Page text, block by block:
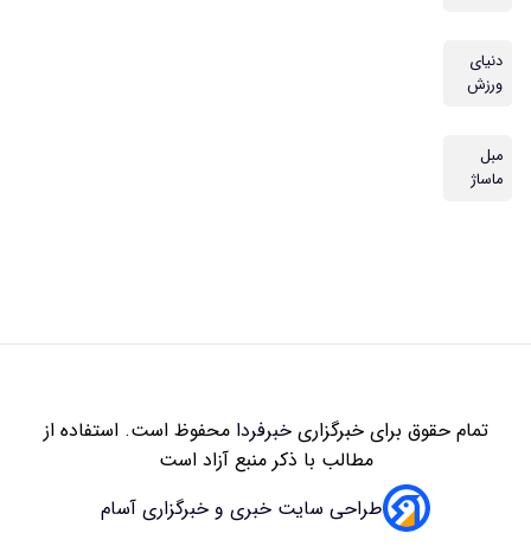
دنیای
ورزش
مبل
ماساژ
تمام حقوق برای خبرگزاریخبرفردامحفوظ است. استفاده از
مطالب با ذکر منبع آزاد است
طراحی سایت خبری و خبرگزاری آسام